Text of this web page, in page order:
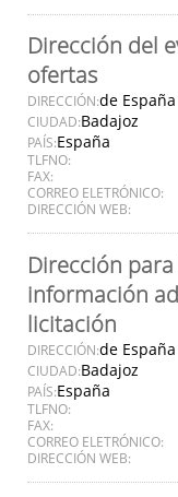
Dirección del
ofertas
DIRECCIÓN:de España
CIUDAD:Badajoz
PAÍS:España
TLFNO:
FAX:
CORREO ELETRÓNICO:
DIRECCIÓN WEB:
Dirección
información
licitación
DIRECCIÓN:de España
CIUDAD:Badajoz
PAÍS:España
TLFNO:
FAX:
CORREO ELETRÓNICO:
DIRECCIÓN WEB: